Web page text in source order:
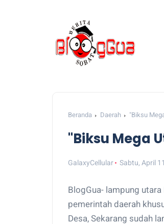
Beranda Daerah "Biksu
"Biksu Mega
GalaxyCellular Sabtu, April
BlogGua- lampung
pemerintah daerah
Desa, Sekarang sudah